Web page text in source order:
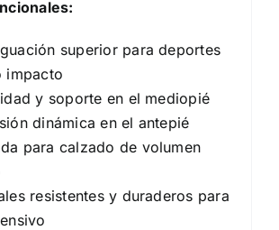
superior para deportes
impacto
y soporte en el mediopié
dinámica en el antepié
para calzado de volumen
resistentes y duraderos para